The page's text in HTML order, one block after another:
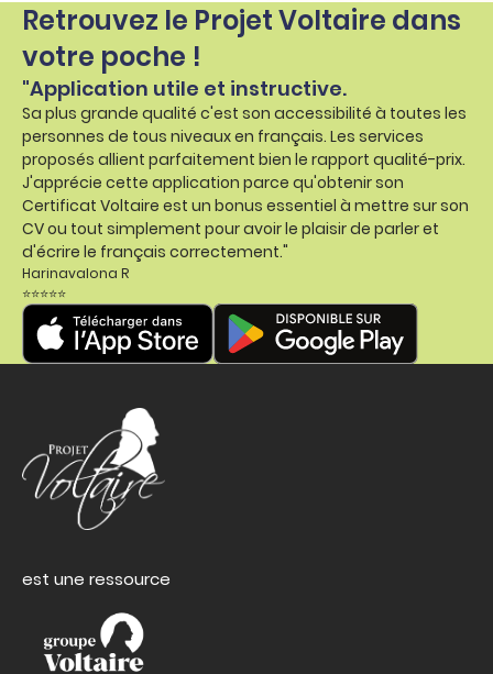
Retrouvez le Projet Voltaire dans
votre poche !
"Application utile et instructive.
Sa plus grande qualité c'est son accessibilité à toutes les
personnes de tous niveaux en français. Les services
proposés allient parfaitement bien le rapport qualité-prix.
J'apprécie cette application parce qu'obtenir son
Certificat Voltaire est un bonus essentiel à mettre sur son
CV ou tout simplement pour avoir le plaisir de parler et
d'écrire le français correctement."
Harinavalona R
⭐⭐⭐⭐⭐
est une ressource